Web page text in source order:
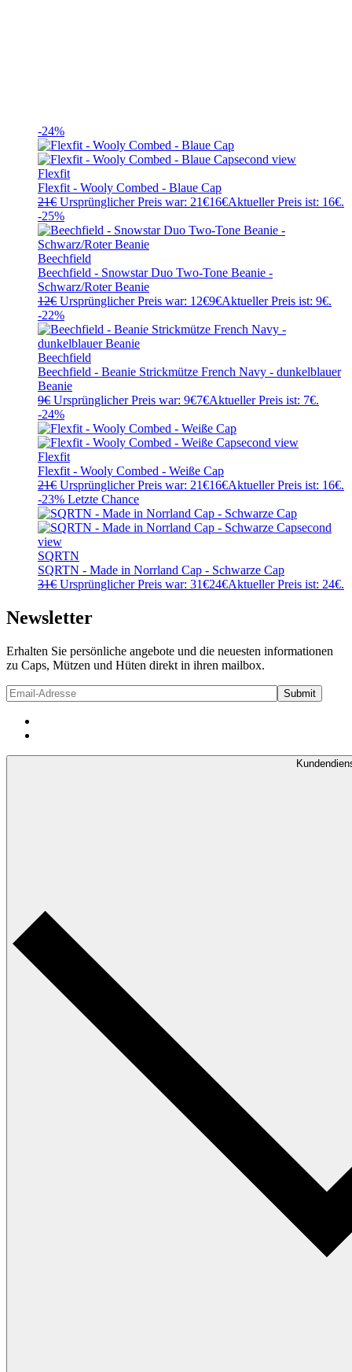
-24%
Flexfit
Flexfit - Wooly Combed - Blaue Cap
21€ Ursprünglicher Preis war: 21€16€Aktueller Preis ist: 16€.
-25%
Beechfield
Beechfield - Snowstar Duo Two-Tone Beanie -
Schwarz/Roter Beanie
12€ Ursprünglicher Preis war: 12€9€Aktueller Preis ist: 9€.
-22%
Beechfield
Beechfield - Beanie Strickmütze French Navy - dunkelblauer
Beanie
9€ Ursprünglicher Preis war: 9€7€Aktueller Preis ist: 7€.
-24%
Flexfit
Flexfit - Wooly Combed - Weiße Cap
21€ Ursprünglicher Preis war: 21€16€Aktueller Preis ist: 16€.
-23% Letzte Chance
SQRTN
SQRTN - Made in Norrland Cap - Schwarze Cap
31€ Ursprünglicher Preis war: 31€24€Aktueller Preis ist: 24€.
Newsletter
Erhalten Sie persönliche angebote und die neuesten informationen
zu Caps, Mützen und Hüten direkt in ihren mailbox.